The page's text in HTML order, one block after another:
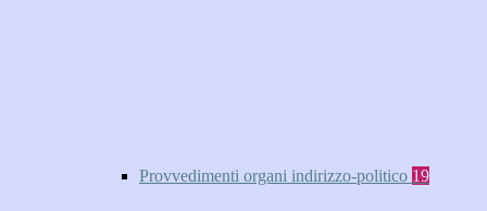
Provvedimenti organi indirizzo-politico 19